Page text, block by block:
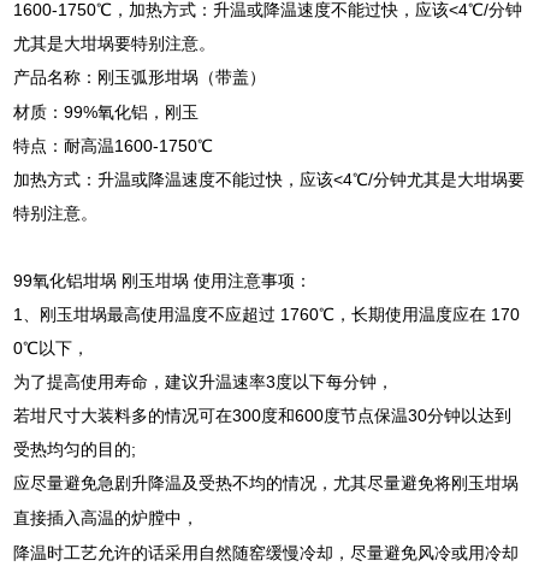
1600-1750℃，加热方式：升温或降温速度不能过快，应该<4℃/分钟
尤其是大坩埚要特别注意。
产品名称：刚玉弧形坩埚（带盖）
材质：99%氧化铝，刚玉
特点：耐高温1600-1750℃
加热方式：升温或降温速度不能过快，应该<4℃/分钟尤其是大坩埚要
特别注意。
99氧化铝坩埚 刚玉坩埚 使用注意事项：
1
、刚玉坩埚最高使用温度不应超过 1760℃，长期使用温度应在 170
0℃以下，
为了提高使用寿命，建议升温速率3度以下每分钟，
若坩尺寸大装料多的情况可在300度和600度节点保温30分钟以达到
受热均匀的目的;
应尽量避免急剧升降温及受热不均的情况，尤其尽量避免将刚玉坩埚
直接插入高温的炉膛中，
降温时工艺允许的话采用自然随窑缓慢冷却，尽量避免风冷或用冷却